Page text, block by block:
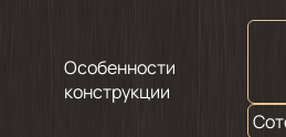
Особенности
конструкции